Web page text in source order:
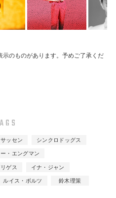
のものがあります。予めご了承くだ
ッセン
シンクロドッグス
・エングマン
ゲス
イナ・ジャン
ルイス・ボルツ 鈴木理策